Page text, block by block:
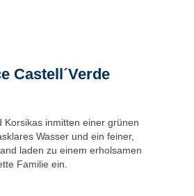
Castell´Verde
Korsikas inmitten einer grünen
Wasser und ein feiner,
laden zu einem erholsamen
Familie ein.